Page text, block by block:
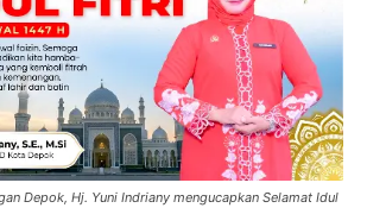
Depok, Hj. Yuni Indriany mengucapkan Selamat Idul